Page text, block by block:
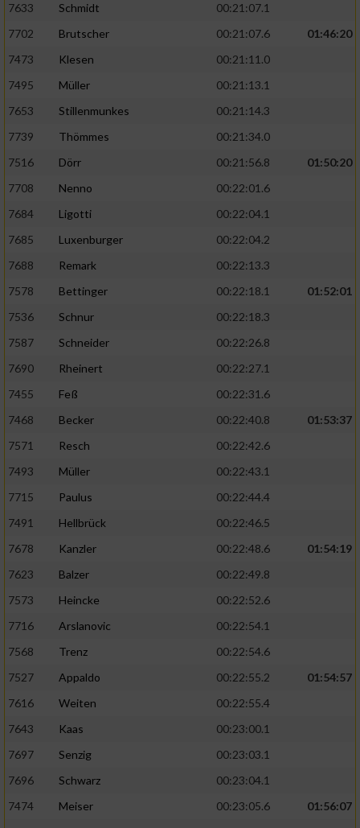
7633
Schmidt
00:21:07.1
7702
Brutscher 00:21:07.6
01:46:20
7473
Klesen
00:21:11.0
7495
Müller
00:21:13.1
7653
Stillenmunkes
00:21:14.3
7739
Thömmes
00:21:34.0
7516
Dörr 00:21:56.8
01:50:20
7708
Nenno
00:22:01.6
7684
Ligotti
00:22:04.1
7685
Luxenburger
00:22:04.2
7688
Remark
00:22:13.3
7578
Bettinger 00:22:18.1
01:52:01
7536
Schnur
00:22:18.3
7587
Schneider
00:22:26.8
7690
Rheinert
00:22:27.1
7455
Feß
00:22:31.6
7468
Becker 00:22:40.8
01:53:37
7571
Resch
00:22:42.6
7493
Müller
00:22:43.1
7715
Paulus
00:22:44.4
7491
Hellbrück
00:22:46.5
7678
Kanzler 00:22:48.6
01:54:19
7623
Balzer
00:22:49.8
7573
Heincke
00:22:52.6
7716
Arslanovic
00:22:54.1
7568
Trenz
00:22:54.6
7527
Appaldo 00:22:55.2
01:54:57
7616
Weiten
00:22:55.4
7643
Kaas
00:23:00.1
7697
Senzig
00:23:03.1
7696
Schwarz
00:23:04.1
7474
Meiser 00:23:05.6
01:56:07